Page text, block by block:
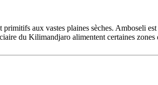
aux vastes plaines sèches. Amboseli
du Kilimandjaro alimentent certaines zones